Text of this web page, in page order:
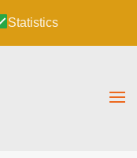
Statistics